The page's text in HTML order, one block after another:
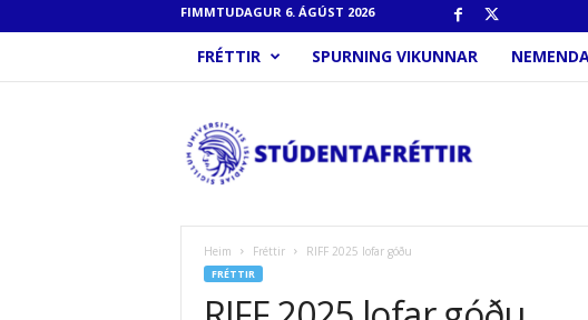
FIMMTUDAGUR 6. ÁGÚST 2026
FRÉTTIR SPURNING VIKUNNAR
ú
d
Heim Fréttir RIFF 2025 lofar góðu
FRÉTTIR